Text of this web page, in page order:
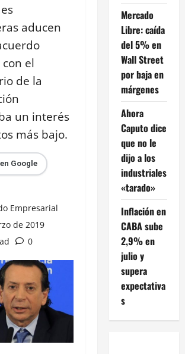
aducen
el
de la
un interés
más bajo.
Google
Empresarial
de 2019
0
Mercado
Libre: caída
del 5% en
Wall Street
por baja en
márgenes
Ahora
Caputo dice
que no le
dijo a los
industriales
«tarado»
Inflación en
CABA sube
2,9% en
julio y
supera
expectativa
s